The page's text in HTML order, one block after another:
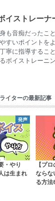
イストレーナ
も音痴だったこ
すいポイントを
寧に指導するこ
ボイストレーニ
イターの最新記事
発声
・やり
は生まれ
【プ
ならな
る方法